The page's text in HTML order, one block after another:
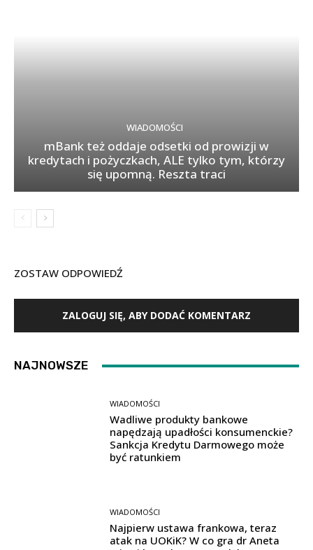
WIADOMOŚCI
mBank też oddaje odsetki od prowizji w
kredytach i pożyczkach, ALE tylko tym, którzy
się upomną. Reszta traci
ZOSTAW ODPOWIEDŹ
ZALOGUJ SIĘ, ABY DODAĆ KOMENTARZ
NAJNOWSZE
WIADOMOŚCI
Wadliwe produkty bankowe
napędzają upadłości konsumenckie?
Sankcja Kredytu Darmowego może
być ratunkiem
WIADOMOŚCI
Najpierw ustawa frankowa, teraz
atak na UOKiK? W co gra dr Aneta